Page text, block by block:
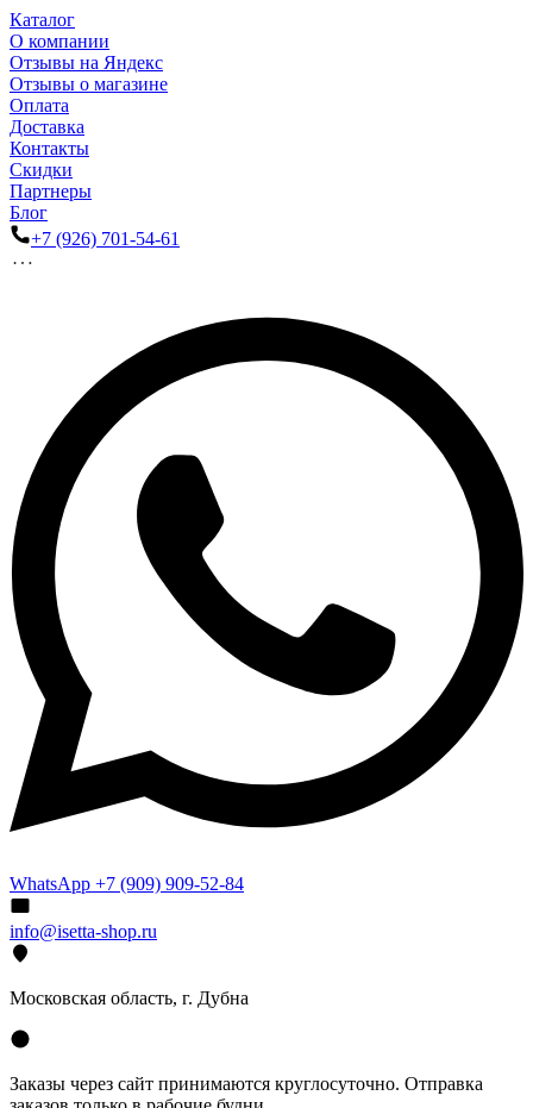
Каталог
О компании
Отзывы на Яндекс
Отзывы о магазине
Оплата
Доставка
Контакты
Скидки
Партнеры
Блог
+7 (926) 701-54-61
WhatsApp +7 (909) 909-52-84
info@isetta-shop.ru
Московская область, г. Дубна
Заказы через сайт принимаются круглосуточно. Отправка